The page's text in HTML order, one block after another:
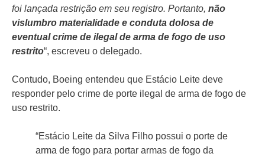
foi lançada restrição em seu registro. Portanto, não
vislumbro materialidade e conduta dolosa de
eventual crime de ilegal de arma de fogo de uso
restrito“, escreveu o delegado.
Contudo, Boeing entendeu que Estácio Leite deve
responder pelo crime de porte ilegal de arma de fogo de
uso restrito.
“Estácio Leite da Silva Filho possui o porte de
arma de fogo para portar armas de fogo da